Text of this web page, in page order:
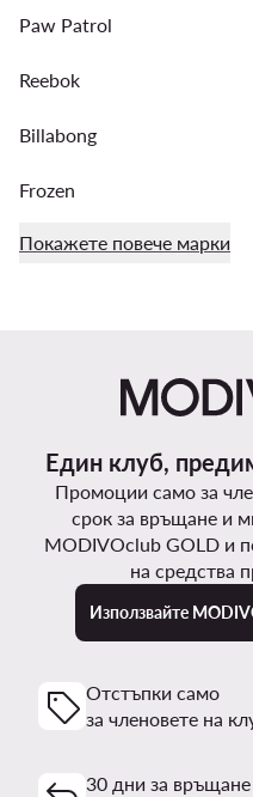
Paw Patrol
Reebok
Billabong
Frozen
Покажете повече марки
Един клуб,
Промоции само за
срок за връщане и
MODIVOclub GOLD и
на средства
Използвайте
Отстъпки само
за членовете на
30 дни за връщане